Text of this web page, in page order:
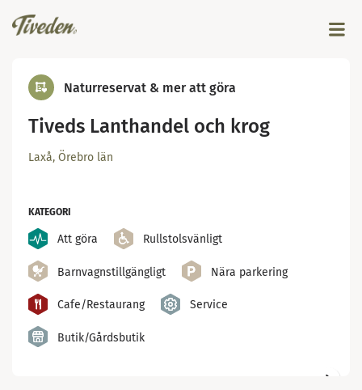
Naturreservat & mer att göra
Tiveds Lanthandel och krog
Laxå, Örebro län
KATEGORI
Att göra Rullstolsvänligt
Barnvagnstillgängligt Nära parkering
Cafe/Restaurang Service
Butik/Gårdsbutik